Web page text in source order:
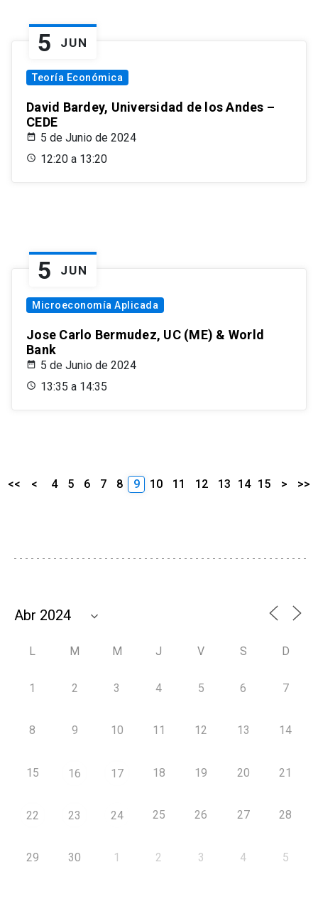
5 JUN
Teoría Económica
David Bardey, Universidad de los Andes –
CEDE
5 de Junio de 2024
12:20 a 13:20
5 JUN
Microeconomía Aplicada
Jose Carlo Bermudez, UC (ME) & World
Bank
5 de Junio de 2024
13:35 a 14:35
<< < 4 5 6 7 8 9 10 11 12 13 14 15 > >>
L M M J V S D
1 2 3 4 5 6 7
8 9 10 11 12 13 14
15 16 17 18 19 20 21
22 23 24 25 26 27 28
29 30 1 2 3 4 5